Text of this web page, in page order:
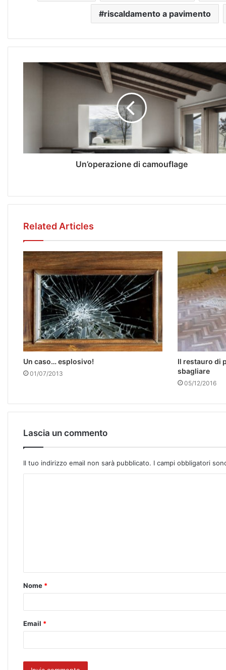
riscaldamento a pavimento
Un’operazione di camouflage
Related Articles
Un caso… esplosivo!
01/07/2013
Il restauro di
sbagliare
05/12/2016
Lascia un commento
Il tuo indirizzo email non sarà pubblicato. I campi obbligatori
Nome *
Email *